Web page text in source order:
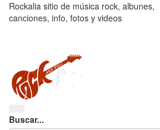
Rockalia sitio de música rock, albunes,
canciones, info, fotos y videos
Buscar...